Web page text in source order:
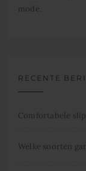
mode.
RECENTE
Comfortabele
Welke soorten